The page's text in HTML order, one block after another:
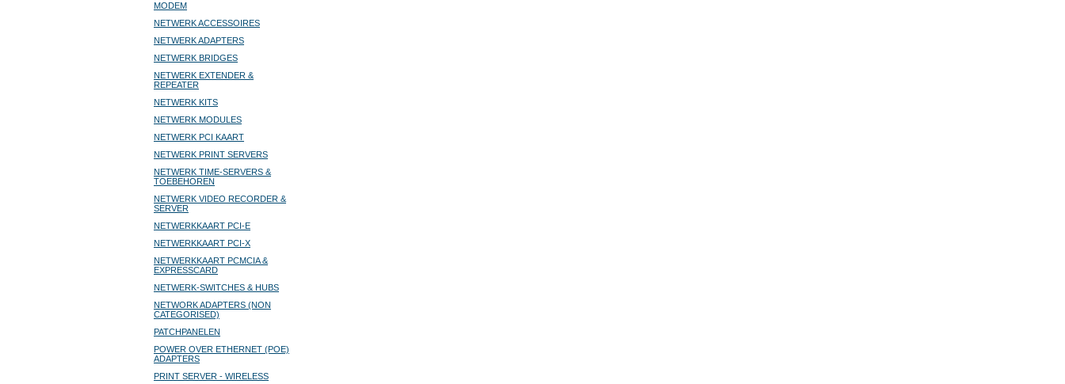
MODEM
NETWERK ACCESSOIRES
NETWERK ADAPTERS
NETWERK BRIDGES
NETWERK EXTENDER &
REPEATER
NETWERK KITS
NETWERK MODULES
NETWERK PCI KAART
NETWERK PRINT SERVERS
NETWERK TIME-SERVERS &
TOEBEHOREN
NETWERK VIDEO RECORDER &
SERVER
NETWERKKAART PCI-E
NETWERKKAART PCI-X
NETWERKKAART PCMCIA &
EXPRESSCARD
NETWERK-SWITCHES & HUBS
NETWORK ADAPTERS (NON
CATEGORISED)
PATCHPANELEN
POWER OVER ETHERNET (POE)
ADAPTERS
PRINT SERVER - WIRELESS